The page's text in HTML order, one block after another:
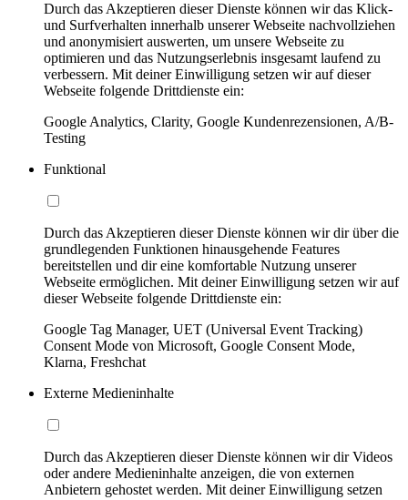
Durch das Akzeptieren dieser Dienste können wir das Klick-
und Surfverhalten innerhalb unserer Webseite nachvollziehen
und anonymisiert auswerten, um unsere Webseite zu
optimieren und das Nutzungserlebnis insgesamt laufend zu
verbessern. Mit deiner Einwilligung setzen wir auf dieser
Webseite folgende Drittdienste ein:
Google Analytics, Clarity, Google Kundenrezensionen, A/B-
Testing
Funktional
Durch das Akzeptieren dieser Dienste können wir dir über die
grundlegenden Funktionen hinausgehende Features
bereitstellen und dir eine komfortable Nutzung unserer
Webseite ermöglichen. Mit deiner Einwilligung setzen wir auf
dieser Webseite folgende Drittdienste ein:
Google Tag Manager, UET (Universal Event Tracking)
Consent Mode von Microsoft, Google Consent Mode,
Klarna, Freshchat
Externe Medieninhalte
Durch das Akzeptieren dieser Dienste können wir dir Videos
oder andere Medieninhalte anzeigen, die von externen
Anbietern gehostet werden. Mit deiner Einwilligung setzen